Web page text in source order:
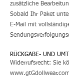
zusätzliche
Sobald Ihr Paket
E‑Mail mit
RÜCKGABE- UND
Widerrufsrecht: Sie